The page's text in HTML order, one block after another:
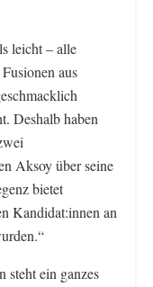
leicht – alle
aus
Deshalb haben
Aksoy über seine
bietet
Kandidat:innen an
steht ein ganzes